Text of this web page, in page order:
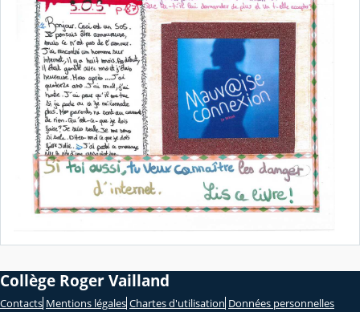
Collège Roger Vailland
Contacts Mentions légales Chartes d'utilisation Données personnelles